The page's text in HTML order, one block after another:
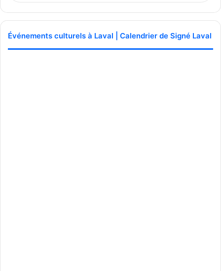
Événements culturels à Laval | Calendrier de Signé Laval